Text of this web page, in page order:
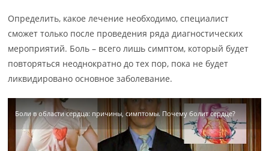
Определить, какое лечение необходимо, специалист
сможет только после проведения ряда диагностических
мероприятий. Боль – всего лишь симптом, который будет
повторяться неоднократно до тех пор, пока не будет
ликвидировано основное заболевание.
Боли в области сердца: причины, симптомы. Почему болит сердце?